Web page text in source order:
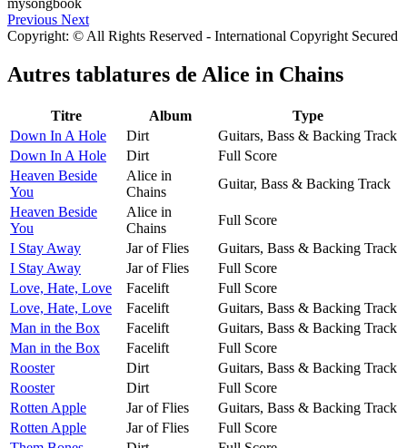
Previous Next
Copyright: © All Rights Reserved - International Copyright Secured
Autres tablatures de Alice in Chains
Titre Album
Type
Down In A Hole
Dirt
Guitars, Bass & Backing Track
Down In A Hole
Dirt
Full Score
Heaven Beside
You
Alice in
Chains
Guitar, Bass & Backing Track
Heaven Beside
You
Alice in
Chains
Full Score
I Stay Away
Jar of Flies
Guitars, Bass & Backing Track
I Stay Away
Jar of Flies
Full Score
Love, Hate, Love
Facelift
Full Score
Love, Hate, Love
Facelift
Guitars, Bass & Backing Track
Man in the Box
Facelift
Guitars, Bass & Backing Track
Man in the Box
Facelift
Full Score
Rooster
Dirt
Guitars, Bass & Backing Track
Rooster
Dirt
Full Score
Rotten Apple
Jar of Flies
Guitars, Bass & Backing Track
Rotten Apple
Jar of Flies
Full Score